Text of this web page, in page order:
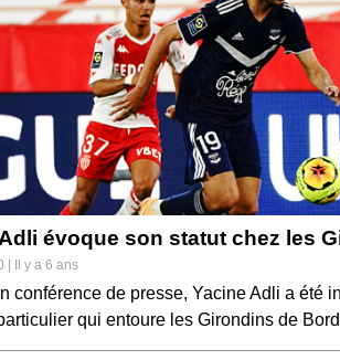
évoque son statut chez les
| Il y a 6 ans
conférence de presse, Yacine Adli a été
qui entoure les Girondins de